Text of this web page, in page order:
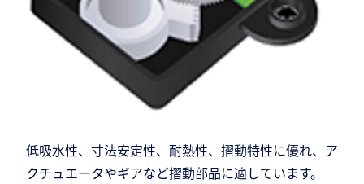
低吸水性、寸法安定性、耐熱性、摺動特性に優れ、ア
クチュエータやギアなど摺動部品に適しています。